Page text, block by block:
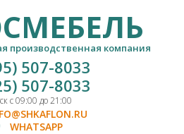
производственная компания
507-8033
507-8033
с 09:00 до 21:00
WHATSAPP